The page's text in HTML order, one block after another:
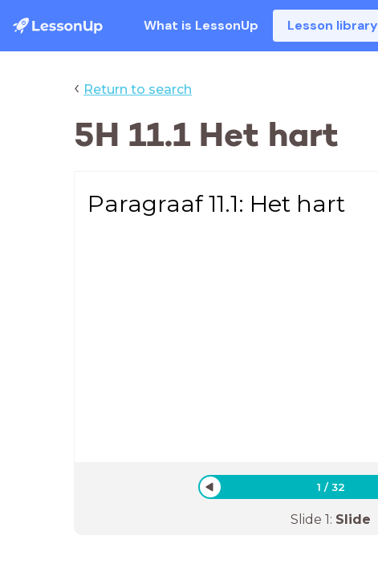
What is LessonUp Lesson library
‹ Return to search
5H 11.1 Het hart
Paragraaf 11.1: Het hart
1 /32
Slide 1: Slide